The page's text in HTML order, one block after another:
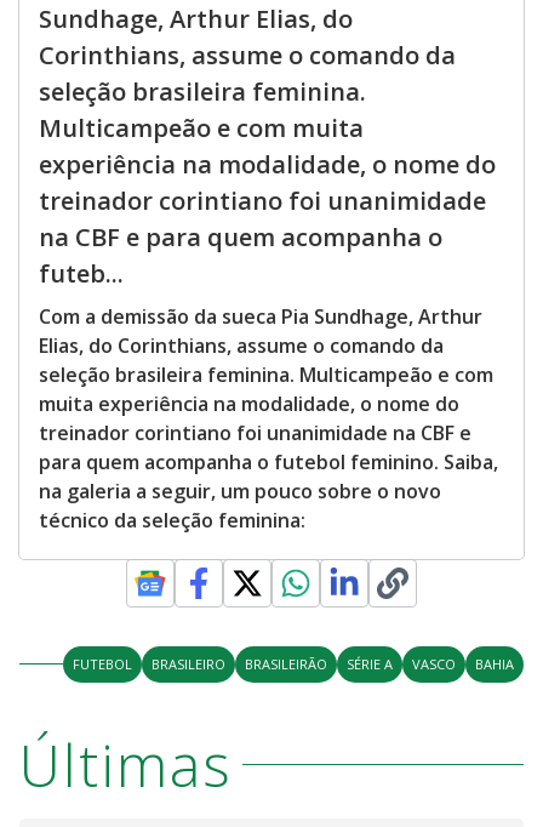
Sundhage, Arthur Elias, do
Corinthians, assume o comando da
seleção brasileira feminina.
Multicampeão e com muita
experiência na modalidade, o nome do
treinador corintiano foi unanimidade
na CBF e para quem acompanha o
futeb...
Com a demissão da sueca Pia Sundhage, Arthur
Elias, do Corinthians, assume o comando da
seleção brasileira feminina. Multicampeão e com
muita experiência na modalidade, o nome do
treinador corintiano foi unanimidade na CBF e
para quem acompanha o futebol feminino. Saiba,
na galeria a seguir, um pouco sobre o novo
técnico da seleção feminina:
FUTEBOL BRASILEIRO BRASILEIRÃO SÉRIE A VASCO BAHIA
Últimas